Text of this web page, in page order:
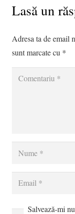
Lasă un
Adresa ta de email
sunt marcate cu *
Salvează-mi